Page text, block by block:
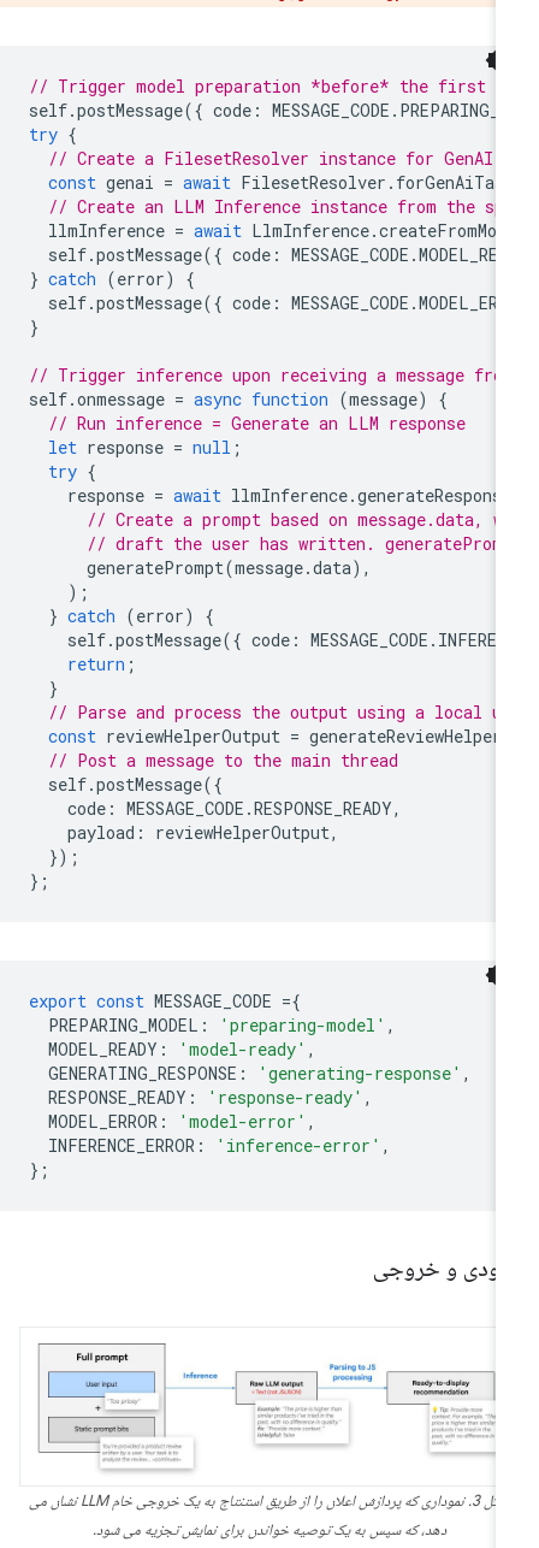
// Trigger model preparation *before* the first
self.postMessage ({ code: MESSAGE_CODE.
try
// Create a FilesetResolver instance for GenAI
const genai = await FilesetResolver.
// Create an LLM Inference instance from the
llmInference
= await LlmInference.
self.postMessage ({ code: MESSAGE_CODE.
} catch (error
self.postMessage ({ code: MESSAGE_CODE.
// Trigger inference upon receiving a message
self.onmessage = async function (message
// Run inference = Generate an LLM response
let response = null
try
response
= await llmInference.generateResponse
// Create a prompt based on message.data,
// draft the user has written.
generatePrompt(message.data
} catch (error
self.postMessage ({ code: MESSAGE_CODE.
return
// Parse and process the output using a local
const reviewHelperOutput =
// Post a message to the main thread
self.postMessage
code: MESSAGE_CODE.RESPONSE_READY
payload: reviewHelperOutput
export const MESSAGE_CODE
PREPARING_MODEL : 'preparing-model'
MODEL_READY : 'model-ready'
GENERATING_RESPONSE : 'generating-response'
RESPONSE_READY : 'response-ready'
MODEL_ERROR : 'model-error'
INFERENCE_ERROR : 'inference-error'
و خروجی
شکل 3. نموداری که پردازش اعلان را از طریق استنتاج به یک خروجی خام LLM نشان می
دهد، که سپس به یک توصیه خواندن برای نمایش تجزیه می شود.